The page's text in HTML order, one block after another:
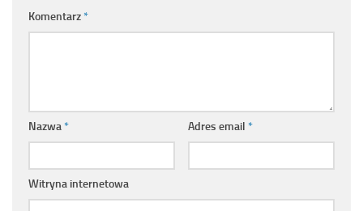
Komentarz*
Nazwa* Adres email *
Witryna internetowa